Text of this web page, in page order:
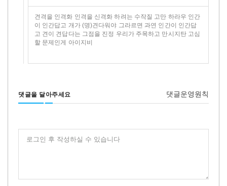
견격을 인격화 인격을 신격화 하려는 수작질 고만 하라우 인간
이 인간답고 개가 (명)견다워야 그라르면 과연 인간이 인간답
고 견이 견답다는 그점을 진정 우리가 주목하고 만시지탄 고심
할 문제인게 아이지비
댓글을 달아주세요 댓글운영원칙
로그인 후 작성하실 수 있습니다